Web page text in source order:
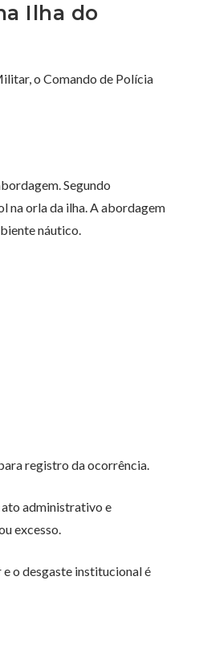
Ilha do
o Comando de Polícia
Segundo
na orla da ilha. A abordagem
náutico.
registro da ocorrência.
ato administrativo e
excesso.
o desgaste institucional é